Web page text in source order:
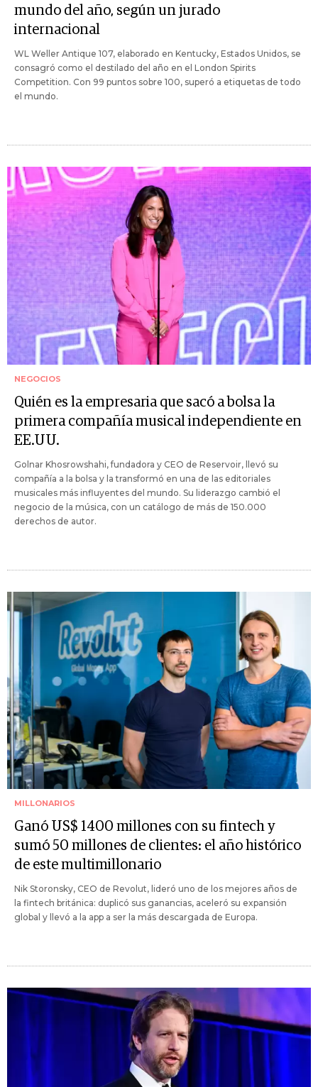
mundo del año, según un jurado
internacional
WL Weller Antique 107, elaborado en Kentucky, Estados Unidos, se
consagró como el destilado del año en el London Spirits
Competition. Con 99 puntos sobre 100, superó a etiquetas de todo
el mundo.
NEGOCIOS
Quién es la empresaria que sacó a bolsa la
primera compañía musical independiente en
EE.UU.
Golnar Khosrowshahi, fundadora y CEO de Reservoir, llevó su
compañía a la bolsa y la transformó en una de las editoriales
musicales más influyentes del mundo. Su liderazgo cambió el
negocio de la música, con un catálogo de más de 150.000
derechos de autor.
MILLONARIOS
Ganó US$ 1400 millones con su fintech y
sumó 50 millones de clientes: el año histórico
de este multimillonario
Nik Storonsky, CEO de Revolut, lideró uno de los mejores años de
la fintech británica: duplicó sus ganancias, aceleró su expansión
global y llevó a la app a ser la más descargada de Europa.